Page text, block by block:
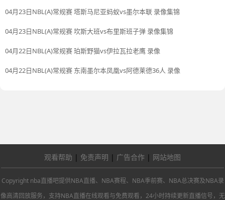
04月23日NBL(A)常规赛 塔斯马尼亚蚂蚁vs墨尔本联 录像集锦
04月23日NBL(A)常规赛 坎斯大班vs布里斯班子弹 录像集锦
04月22日NBL(A)常规赛 珀斯野猫vs伊拉瓦拉老鹰 录像
04月22日NBL(A)常规赛 东南墨尔本凤凰vs阿德莱德36人 录像
观看帮助 | 免责声明 | 广告合作 | 网站地图
Copyright nba直播吧提供NBA直播、NBA赛程、NBA季前赛、NBA总决赛及NBA录
像高清回放服务，支持NBA直播在线观看与免费观看，24小时持续更新直播信号，无